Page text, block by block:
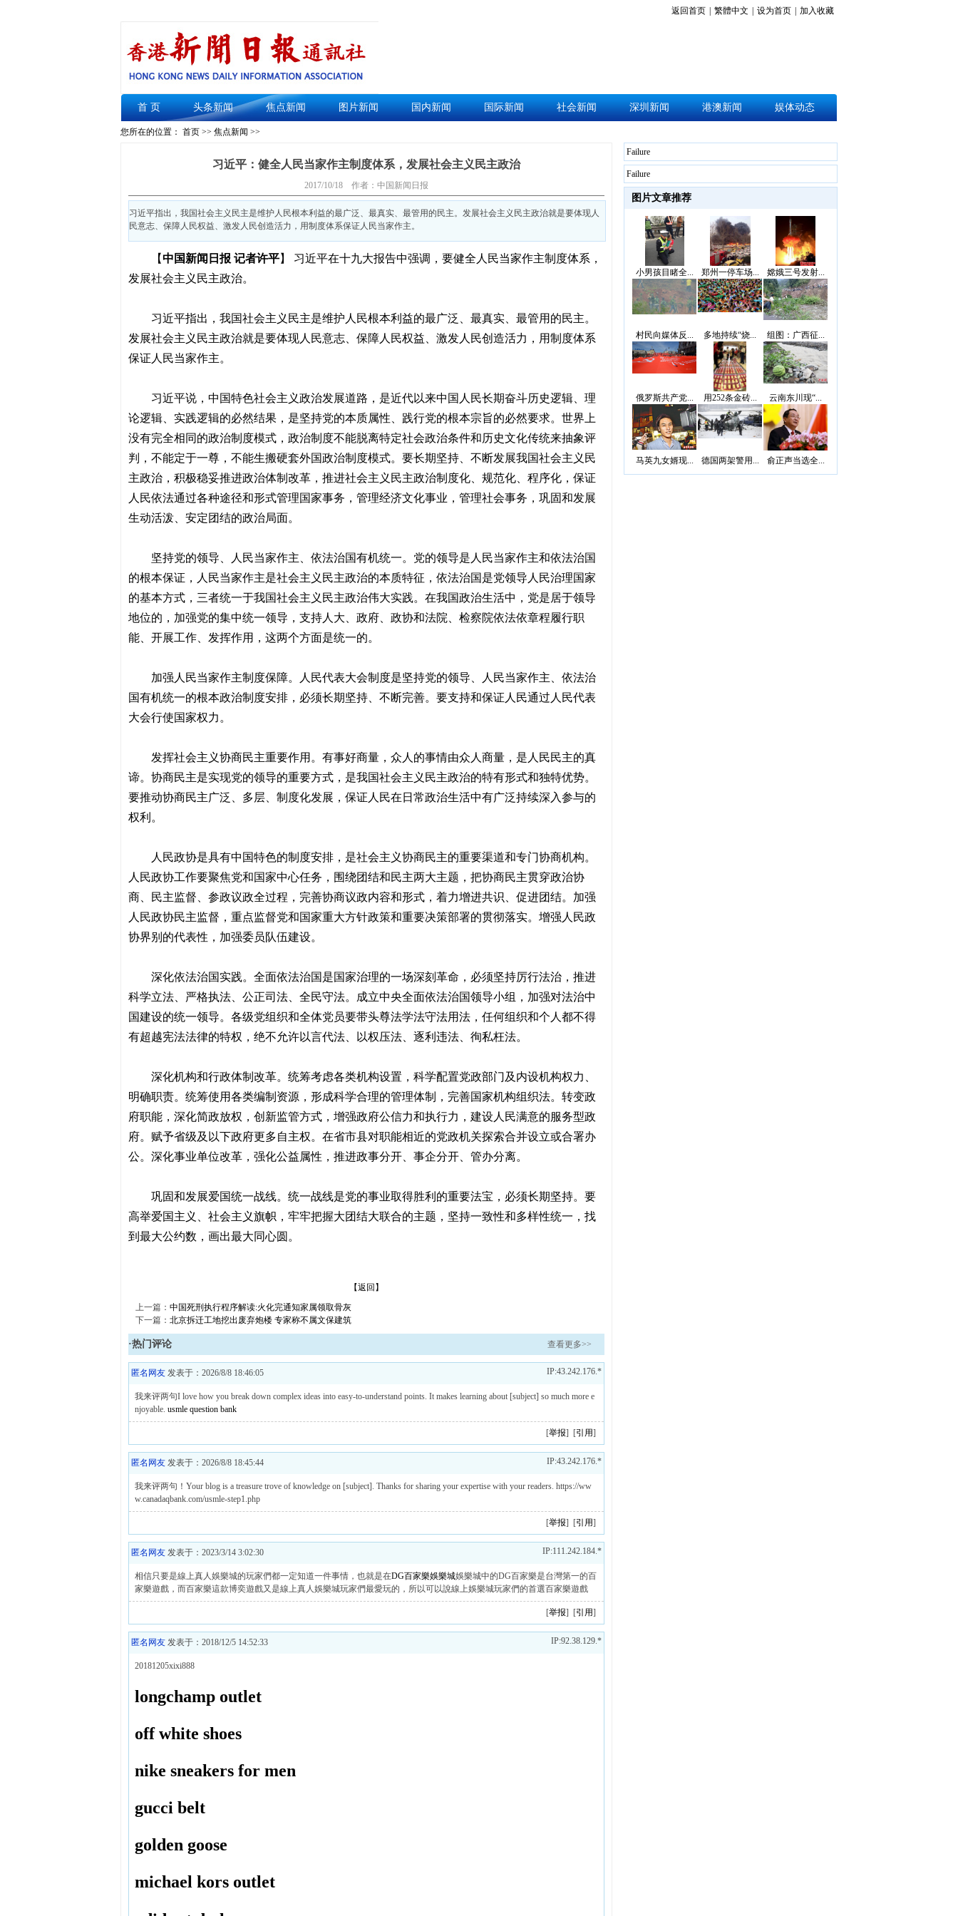
返回首页 繁體中文 设为首页 加入收藏
首 页 头条新闻 焦点新闻 图片新闻 国内新闻 国际新闻 社会新闻 深圳新闻 港澳新闻 娱体动态
您所在的位置： 首页 >> 焦点新闻 >>
习近平：健全人民当家作主制度体系，发展社会主义民主政治
2017/10/18 作者：中国新闻日报
习近平指出，我国社会主义民主是维护人民根本利益的最广泛、最真实、最管用的民主。发展社会主义民主政治就是要体现人
民意志、保障人民权益、激发人民创造活力，用制度体系保证人民当家作主。
【中国新闻日报 记者许平】 习近平在十九大报告中强调，要健全人民当家作主制度体系，
发展社会主义民主政治。
习近平指出，我国社会主义民主是维护人民根本利益的最广泛、最真实、最管用的民主。
发展社会主义民主政治就是要体现人民意志、保障人民权益、激发人民创造活力，用制度体系
保证人民当家作主。
习近平说，中国特色社会主义政治发展道路，是近代以来中国人民长期奋斗历史逻辑、理
论逻辑、实践逻辑的必然结果，是坚持党的本质属性、践行党的根本宗旨的必然要求。世界上
没有完全相同的政治制度模式，政治制度不能脱离特定社会政治条件和历史文化传统来抽象评
判，不能定于一尊，不能生搬硬套外国政治制度模式。要长期坚持、不断发展我国社会主义民
主政治，积极稳妥推进政治体制改革，推进社会主义民主政治制度化、规范化、程序化，保证
人民依法通过各种途径和形式管理国家事务，管理经济文化事业，管理社会事务，巩固和发展
生动活泼、安定团结的政治局面。
坚持党的领导、人民当家作主、依法治国有机统一。党的领导是人民当家作主和依法治国
的根本保证，人民当家作主是社会主义民主政治的本质特征，依法治国是党领导人民治理国家
的基本方式，三者统一于我国社会主义民主政治伟大实践。在我国政治生活中，党是居于领导
地位的，加强党的集中统一领导，支持人大、政府、政协和法院、检察院依法依章程履行职
能、开展工作、发挥作用，这两个方面是统一的。
加强人民当家作主制度保障。人民代表大会制度是坚持党的领导、人民当家作主、依法治
国有机统一的根本政治制度安排，必须长期坚持、不断完善。要支持和保证人民通过人民代表
大会行使国家权力。
发挥社会主义协商民主重要作用。有事好商量，众人的事情由众人商量，是人民民主的真
谛。协商民主是实现党的领导的重要方式，是我国社会主义民主政治的特有形式和独特优势。
要推动协商民主广泛、多层、制度化发展，保证人民在日常政治生活中有广泛持续深入参与的
权利。
人民政协是具有中国特色的制度安排，是社会主义协商民主的重要渠道和专门协商机构。
人民政协工作要聚焦党和国家中心任务，围绕团结和民主两大主题，把协商民主贯穿政治协
商、民主监督、参政议政全过程，完善协商议政内容和形式，着力增进共识、促进团结。加强
人民政协民主监督，重点监督党和国家重大方针政策和重要决策部署的贯彻落实。增强人民政
协界别的代表性，加强委员队伍建设。
深化依法治国实践。全面依法治国是国家治理的一场深刻革命，必须坚持厉行法治，推进
科学立法、严格执法、公正司法、全民守法。成立中央全面依法治国领导小组，加强对法治中
国建设的统一领导。各级党组织和全体党员要带头尊法学法守法用法，任何组织和个人都不得
有超越宪法法律的特权，绝不允许以言代法、以权压法、逐利违法、徇私枉法。
深化机构和行政体制改革。统筹考虑各类机构设置，科学配置党政部门及内设机构权力、
明确职责。统筹使用各类编制资源，形成科学合理的管理体制，完善国家机构组织法。转变政
府职能，深化简政放权，创新监管方式，增强政府公信力和执行力，建设人民满意的服务型政
府。赋予省级及以下政府更多自主权。在省市县对职能相近的党政机关探索合并设立或合署办
公。深化事业单位改革，强化公益属性，推进政事分开、事企分开、管办分离。
巩固和发展爱国统一战线。统一战线是党的事业取得胜利的重要法宝，必须长期坚持。要
高举爱国主义、社会主义旗帜，牢牢把握大团结大联合的主题，坚持一致性和多样性统一，找
到最大公约数，画出最大同心圆。
【返回】
上一篇： 中国死刑执行程序解读:火化完通知家属领取骨灰
下一篇： 北京拆迁工地挖出废弃炮楼 专家称不属文保建筑
·热门评论 查看更多>>
匿名网友 发表于：2026/8/8 18:46:05 IP:43.242.176.*
我来评两句I love how you break down complex ideas into easy-to-understand points. It makes learning about [subject] so much more e
njoyable. usmle question bank
[举报] [引用]
匿名网友 发表于：2026/8/8 18:45:44 IP:43.242.176.*
我来评两句！Your blog is a treasure trove of knowledge on [subject]. Thanks for sharing your expertise with your readers. https://ww
w.canadaqbank.com/usmle-step1.php
[举报] [引用]
匿名网友 发表于：2023/3/14 3:02:30 IP:111.242.184.*
相信只要是線上真人娛樂城的玩家們都一定知道一件事情，也就是在DG百家樂娛樂城娛樂城中的DG百家樂是台灣第一的百
家樂遊戲，而百家樂這款博奕遊戲又是線上真人娛樂城玩家們最愛玩的，所以可以說線上娛樂城玩家們的首選百家樂遊戲
[举报] [引用]
匿名网友 发表于：2018/12/5 14:52:33 IP:92.38.129.*
20181205xixi888
longchamp outlet
off white shoes
nike sneakers for men
gucci belt
golden goose
michael kors outlet
Failure
Failure
图片文章推荐
小男孩目睹全... 郑州一停车场... 嫦娥三号发射...
村民向媒体反... 多地持续“烧... 组图：广西征...
俄罗斯共产党... 用252条金砖... 云南东川现“...
马英九女婿现... 德国两架警用... 俞正声当选全...